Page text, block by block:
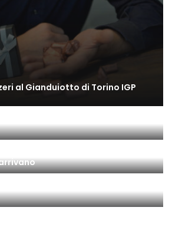
al Gianduiotto di Torino IGP